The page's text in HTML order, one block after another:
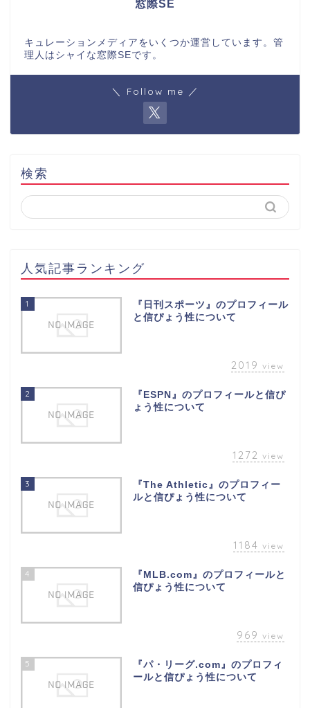
窓際SE
キュレーションメディアをいくつか運営しています。管
理人はシャイな窓際SEです。
＼ Follow me ／
検索
人気記事ランキング
1
『日刊スポーツ』のプロフィール
と信ぴょう性について
2019 view
2
『ESPN』のプロフィールと信ぴ
ょう性について
1272 view
3
『The Athletic』のプロフィー
ルと信ぴょう性について
1184 view
4
『MLB.com』のプロフィールと
信ぴょう性について
969 view
5
『パ・リーグ.com』のプロフィ
ールと信ぴょう性について